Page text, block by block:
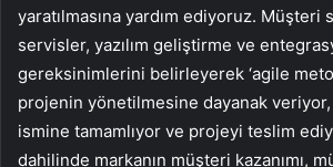
yaratılmasına yardım ediyoruz. Müşteri
servisler, yazılım geliştirme ve
gereksinimlerini belirleyerek ‘agile
projenin yönetilmesine dayanak
ismine tamamlıyor ve projeyi teslim
dahilinde markanın müşteri kazanımı,